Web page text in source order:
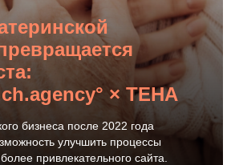
× ТЕНА
бизнеса после 2022 года
улучшить процессы
привлекательного сайта.